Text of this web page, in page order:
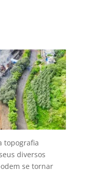
topografia
diversos
se tornar